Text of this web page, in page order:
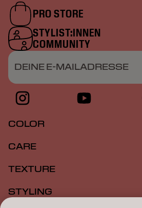
PRO STORE
STYLIST:INNEN
COMMUNITY
DEINE E-MAILADRESSE
COLOR
CARE
TEXTURE
STYLING